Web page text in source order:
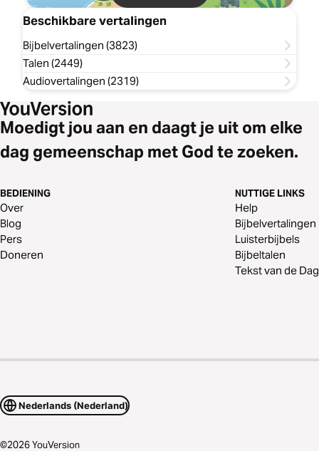
Beschikbare vertalingen
Bijbelvertalingen (3823)
Talen (2449)
Audiovertalingen (2319)
Moedigt jou aan en daagt je uit om elke
dag gemeenschap met God te zoeken.
BEDIENING
Over
Blog
Pers
Doneren
NUTTIGE LINKS
Help
Bijbelvertalingen
Luisterbijbels
Bijbeltalen
Tekst van de Dag
Nederlands (Nederland)
©2026YouVersion